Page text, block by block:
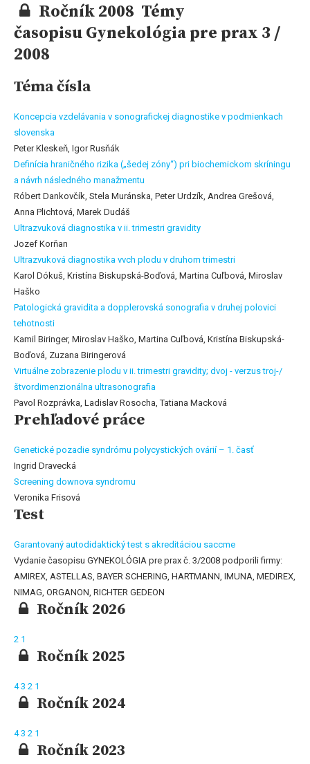
Ročník 2008 Témy
časopisu Gynekológia pre prax 3 /
2008
Téma čísla
Koncepcia vzdelávania v sonografickej diagnostike v podmienkach
slovenska
Peter Kleskeň, Igor Rusňák
Definícia hraničného rizika („šedej zóny“) pri biochemickom skríningu
a návrh následného manažmentu
Róbert Dankovčík, Stela Muránska, Peter Urdzík, Andrea Grešová,
Anna Plichtová, Marek Dudáš
Ultrazvuková diagnostika v ii. trimestri gravidity
Jozef Korňan
Ultrazvuková diagnostika vvch plodu v druhom trimestri
Karol Dókuš, Kristína Biskupská-Boďová, Martina Cuľbová, Miroslav
Haško
Patologická gravidita a dopplerovská sonografia v druhej polovici
tehotnosti
Kamil Biringer, Miroslav Haško, Martina Cuľbová, Kristína Biskupská-
Boďová, Zuzana Biringerová
Virtuálne zobrazenie plodu v ii. trimestri gravidity; dvoj - verzus troj-/
štvordimenzionálna ultrasonografia
Pavol Rozprávka, Ladislav Rosocha, Tatiana Macková
Prehľadové práce
Genetické pozadie syndrómu polycystických ovárií – 1. časť
Ingrid Dravecká
Screening downova syndromu
Veronika Frisová
Test
Garantovaný autodidaktický test s akreditáciou saccme
Vydanie časopisu GYNEKOLÓGIA pre prax č. 3/2008 podporili firmy:
AMIREX, ASTELLAS, BAYER SCHERING, HARTMANN, IMUNA, MEDIREX,
NIMAG, ORGANON, RICHTER GEDEON
Ročník 2026
2 1
Ročník 2025
43 2 1
Ročník 2024
43 2 1
Ročník 2023